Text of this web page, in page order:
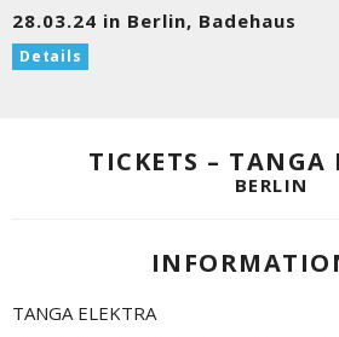
28.03.24 in Berlin, Badehaus
Details
TICKETS – TANGA
BERLIN
TANGA ELEKTRA